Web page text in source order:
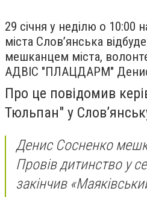
29 січня у неділю о 10:00
міста Слов’янська
мешканцем міста,
АДВІС "ПЛАЦДАРМ"
Про це повідомив
Тюльпан" у
Денис Сосненко
Провів дитинство у
закінчив